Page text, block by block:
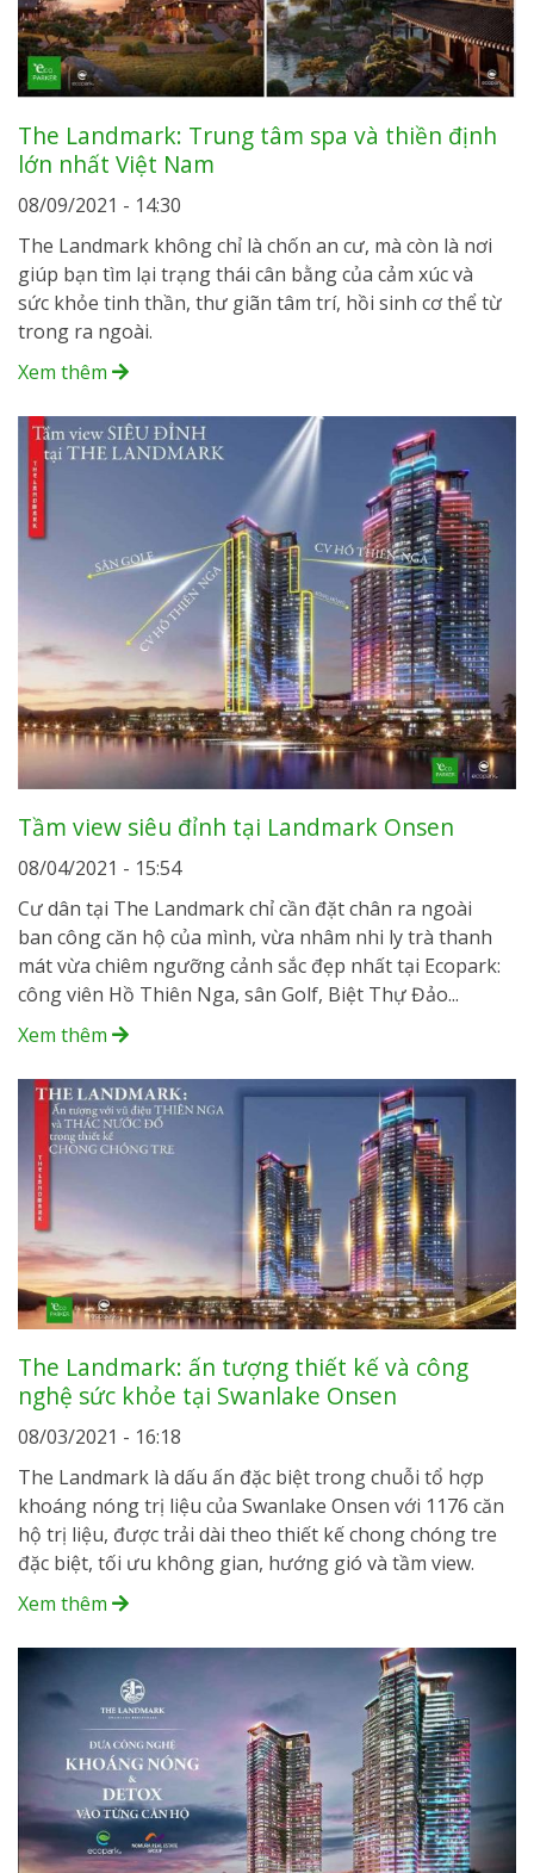
The Landmark: Trung tâm spa và thiền định
lớn nhất Việt Nam
08/09/2021 - 14:30
The Landmark không chỉ là chốn an cư, mà còn là nơi
giúp bạn tìm lại trạng thái cân bằng của cảm xúc và
sức khỏe tinh thần, thư giãn tâm trí, hồi sinh cơ thể từ
trong ra ngoài.
Xem thêm
Tầm view siêu đỉnh tại Landmark Onsen
08/04/2021 - 15:54
Cư dân tại The Landmark chỉ cần đặt chân ra ngoài
ban công căn hộ của mình, vừa nhâm nhi ly trà thanh
mát vừa chiêm ngưỡng cảnh sắc đẹp nhất tại Ecopark:
công viên Hồ Thiên Nga, sân Golf, Biệt Thự Đảo...
Xem thêm
The Landmark: ấn tượng thiết kế và công
nghệ sức khỏe tại Swanlake Onsen
08/03/2021 - 16:18
The Landmark là dấu ấn đặc biệt trong chuỗi tổ hợp
khoáng nóng trị liệu của Swanlake Onsen với 1176 căn
hộ trị liệu, được trải dài theo thiết kế chong chóng tre
đặc biệt, tối ưu không gian, hướng gió và tầm view.
Xem thêm